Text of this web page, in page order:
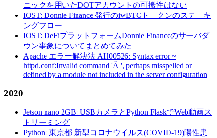
ニックを用いたDOTアカウントの可搬性はない
IOST: Donnie Finance 発行のiwBTCトークンのステーキ
ングフロー
IOST: DeFiプラットフォームDonnie Financeのサーバダ
ウン事象についてまとめてみた
Apache エラー解決法 AH00526: Syntax error ~
httpd.conf:Invalid command 'Â ', perhaps misspelled or
defined by a module not included in the server configuration
2020
Jetson nano 2GB: USBカメラとPython FlaskでWeb動画ス
トリーミング
Python: 東京都 新型コロナウイルス(COVID-19)陽性患